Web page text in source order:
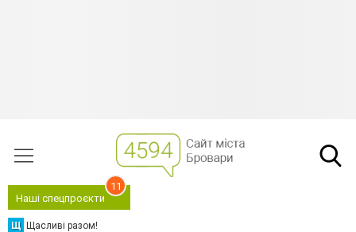
Наші спецпроєкти
11
Щ Щасливі разом!